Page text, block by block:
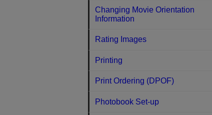
Changing Movie Orientation
Information
Rating Images
Printing
Print Ordering (DPOF)
Photobook Set-up